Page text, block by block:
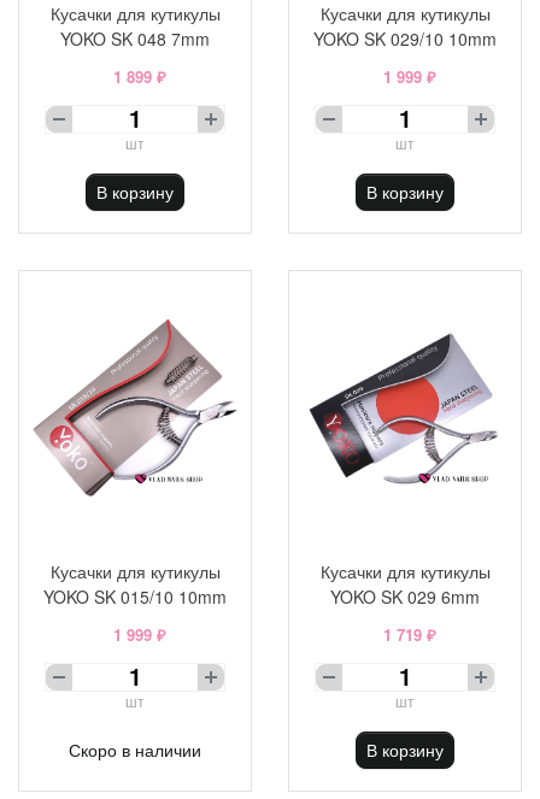
Кусачки для кутикулы
YOKO SK 048 7mm
1 899 ₽
шт
В корзину
Кусачки для кутикулы
YOKO SK 029/10 10mm
1 999 ₽
шт
В корзину
Кусачки для кутикулы
YOKO SK 015/10 10mm
1 999 ₽
шт
Скоро в наличии
Кусачки для кутикулы
YOKO SK 029 6mm
1 719 ₽
шт
В корзину